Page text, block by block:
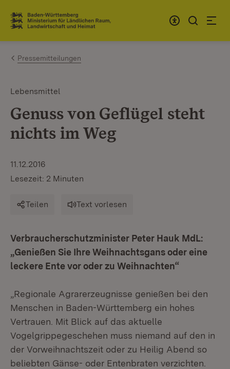
Zum Inhalt springen
Link zur Startseite
Pressemitteilungen
Lebensmittel
Genuss von Geflügel steht
nichts im Weg
11.12.2016
Lesezeit: 2 Minuten
Teilen Text vorlesen
Verbraucherschutzminister Peter Hauk MdL:
„Genießen Sie Ihre Weihnachtsgans oder eine
leckere Ente vor oder zu Weihnachten“
„Regionale Agrarerzeugnisse genießen bei den
Menschen in Baden-Württemberg ein hohes
Vertrauen. Mit Blick auf das aktuelle
Vogelgrippegeschehen muss niemand auf den in
der Vorweihnachtszeit oder zu Heilig Abend so
beliebten Gänse- oder Entenbraten verzichten.